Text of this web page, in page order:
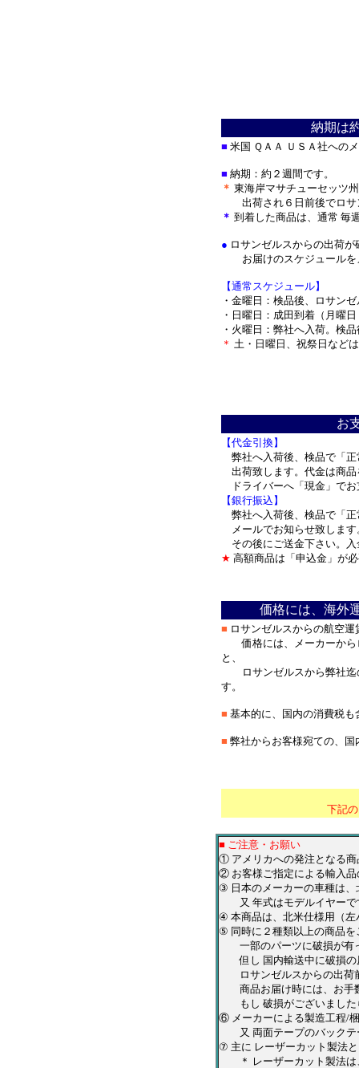
納期は
■ 米国 ＱＡＡ ＵＳＡ社への
■ 納期：約２週間です。
＊ 東海岸マサチューセッツ
出荷され ６日前後でロ
＊ 到着した商品は、通常 毎
● ロサンゼルスからの出荷
お届けのスケジュールを
【通常スケジュール】
・金曜日：検品後、ロサン
・日曜日：成田到着（月曜
・火曜日：弊社へ入荷。検
＊ 土・日曜日、祝祭日など
お
【代金引換】
弊社へ入荷後、検品で「
出荷致します。代金は商
ドライバーへ「現金」で
【銀行振込】
弊社へ入荷後、検品で「
メールでお知らせ致します
その後にご送金下さい。
★ 高額商品は「申込金」が
価格には、海外
■ ロサンゼルスからの航空
価格には、メーカーから
と、
ロサンゼルスから弊社迄
す。
■ 基本的に、国内の消費税
■ 弊社からお客様宛ての、
下記
■ ご注意・お願い
① アメリカへの発注となる商
② お客様ご指定による輸入品
③ 日本のメーカーの車種は、
又 年式はモデルイヤーで
④ 本商品は、北米仕様用（
⑤ 同時に２種類以上の商品
一部のパーツに破損が有っ
但し 国内輸送中に破損の
ロサンゼルスからの出荷前
商品お届け時には、お手
もし 破損がございました
⑥ メーカーによる製造工程/
又 両面テープのバックテ
⑦ 主に レーザーカット製法
＊ レーザーカット製法は